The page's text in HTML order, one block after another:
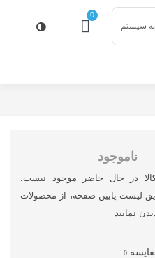
سیستم
0
ناموجود
کالا در حال حاضر موجود نیست.
لیست پایین صفحه، از محصولات
نمایید
0